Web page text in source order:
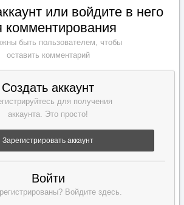
или войдите в него
комментирования
быть пользователем, чтобы
оставить комментарий
Создать аккаунт
для получения
аккаунта. Это просто!
Зарегистрировать аккаунт
Войти
Войдите здесь.